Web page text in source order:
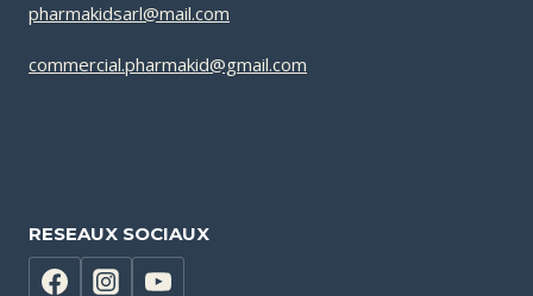
pharmakidsarl@mail.com
commercial.pharmakid@gmail.com
RESEAUX SOCIAUX